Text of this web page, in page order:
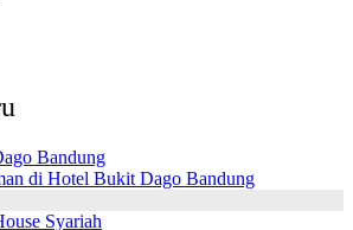
di Hotel Bukit Dago Bandung